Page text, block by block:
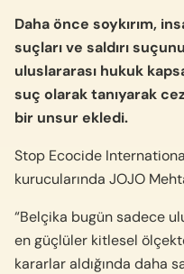
Daha önce soykırım,
suçları ve saldırı
uluslararası hukuk
suç olarak tanıyarak
bir unsur ekledi.
Stop Ecocide
kurucularında JOJO
“Belçika bugün sadece
en güçlüler kitlesel
kararlar aldığında daha